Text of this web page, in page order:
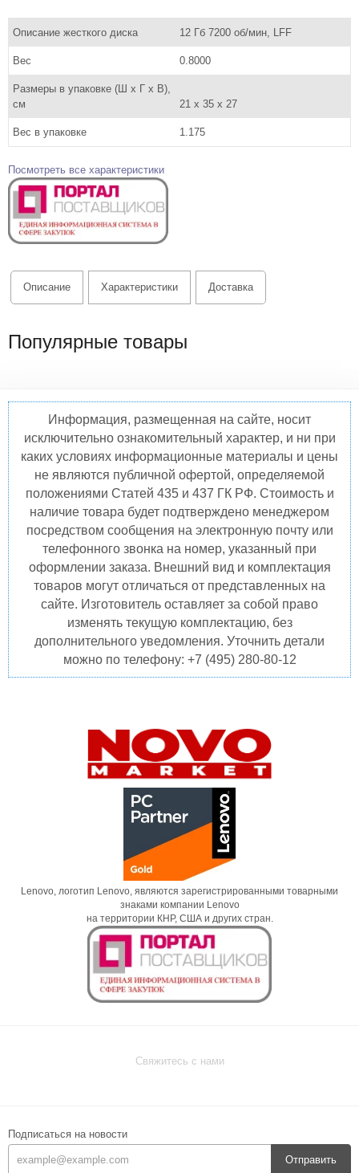
Описание жесткого диска 12 Гб 7200 об/мин, LFF
Вес 0.8000
Размеры в упаковке (Ш x Г x В),
см
21 x 35 x 27
Вес в упаковке 1.175
Посмотреть все характеристики
Описание Характеристики Доставка
Популярные товары
Информация, размещенная на сайте, носит
исключительно ознакомительный характер, и ни при
каких условиях информационные материалы и цены
не являются публичной офертой, определяемой
положениями Статей 435 и 437 ГК РФ. Стоимость и
наличие товара будет подтверждено менеджером
посредством сообщения на электронную почту или
телефонного звонка на номер, указанный при
оформлении заказа. Внешний вид и комплектация
товаров могут отличаться от представленных на
сайте. Изготовитель оставляет за собой право
изменять текущую комплектацию, без
дополнительного уведомления. Уточнить детали
можно по телефону: +7 (495) 280-80-12
Lenovo, логотип Lenovo, являются зарегистрированными товарными
знаками компании Lenovo
на территории КНР, США и других стран.
Свяжитесь с нами
Подписаться на новости
Отправить